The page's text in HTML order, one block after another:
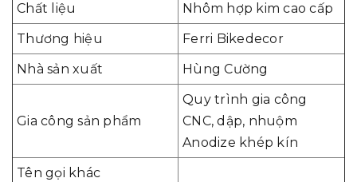
Chất liệu
Nhôm hợp kim cao cấp
Thương hiệu
Ferri Bikedecor
Nhà sản xuất
Hùng Cường
Gia công sản phẩm
Quy trình gia công
CNC, dập, nhuộm
Anodize khép kín
Tên gọi khác